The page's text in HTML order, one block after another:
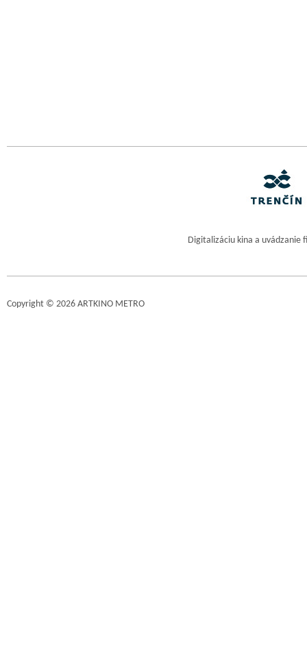
Digitalizáciu kina a uvádzanie
Copyright © 2026 ARTKINO METRO